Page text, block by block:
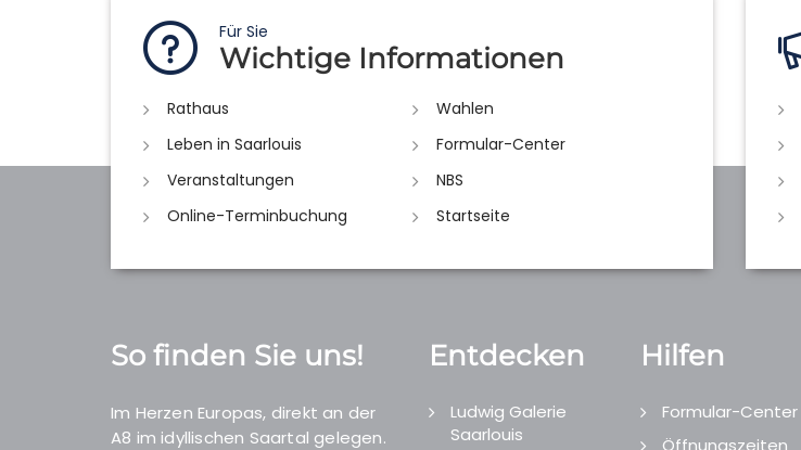
Für Sie
Wichtige Informationen
Rathaus
Wahlen
Leben in Saarlouis
Formular-Center
Veranstaltungen
NBS
Online-Terminbuchung
Startseite
So finden Sie uns!
Im Herzen Europas, direkt an der
A8 im idyllischen Saartal gelegen.
Entdecken
Ludwig Galerie
Saarlouis
Hilfen
Formular-Center